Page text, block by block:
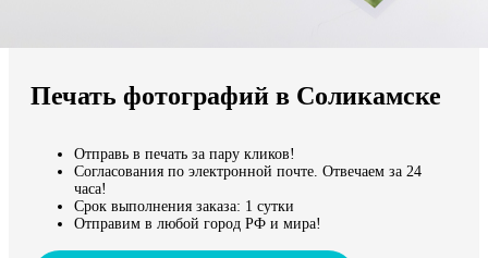
Мы доставляем по всему миру
Продолжить без города
Печать фотографий в Соликамске
Отправь в печать за пару кликов!
Согласования по электронной почте. Отвечаем за 24
часа!
Срок выполнения заказа: 1 сутки
Отправим в любой город РФ и мира!